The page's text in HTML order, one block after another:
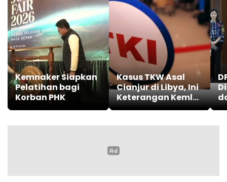
Kemnaker Siapkan
Pelatihan bagi
Korban PHK
Kasus TKW Asal
Cianjur di Libya, Ini
Keterangan Kemlu
RI